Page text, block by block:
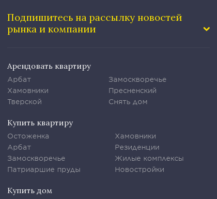
Подпишитесь на рассылку новостей
рынка и компании
Арендовать квартиру
Арбат
Хамовники
Тверской
Замоскворечье
Пресненский
Снять дом
Купить квартиру
Остоженка
Арбат
Замоскворечье
Патриаршие пруды
Хамовники
Резиденции
Жилые комплексы
Новостройки
Купить дом